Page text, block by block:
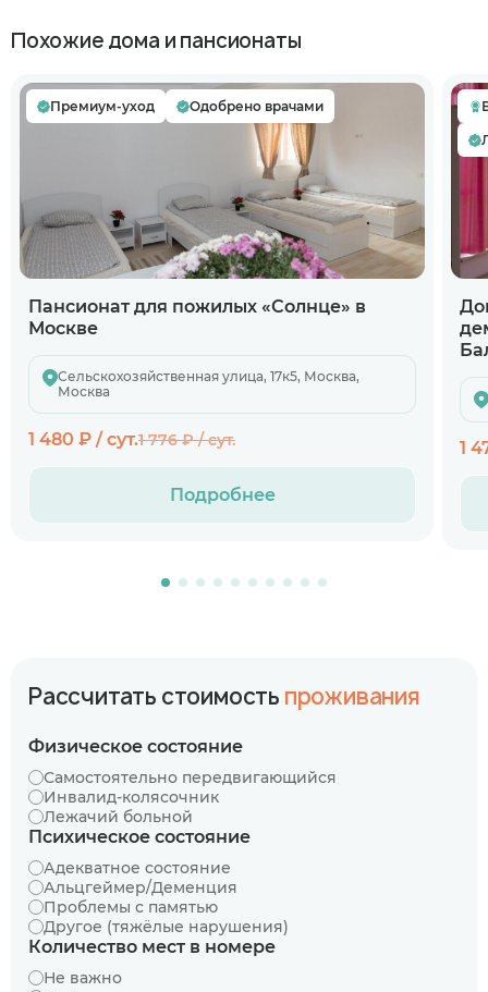
Похожие дома и пансионаты
Премиум-уход Одобрено врачами
Пансионат для пожилых «Солнце» в
Москве
Сельскохозяйственная улица, 17к5, Москва,
Москва
1 480 ₽ / сут.1 776 ₽ / сут.
Подробнее
1
Рассчитать стоимость проживания
Физическое состояние
Самостоятельно передвигающийся
Инвалид-колясочник
Лежачий больной
Психическое состояние
Адекватное состояние
Альцгеймер/Деменция
Проблемы с памятью
Другое (тяжёлые нарушения)
Количество мест в номере
Не важно